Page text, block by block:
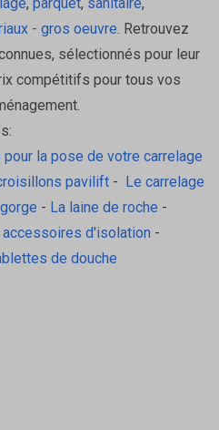
sécurité (FDS)
des performances
fréquentes
il attendre avant de pouvoir
Primo Weber ?
environ 3 à 6 heures avant
de l'humidité et de la
application.
- gros oeuvre. Retrouvez
sélectionnés pour leur
compétitifs pour tous vos
la pose de votre carrelage
pavilift-
Le carrelage
- La laine de roche -
accessoires d'isolation -
de douche